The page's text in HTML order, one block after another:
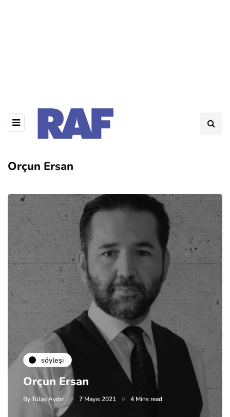
Orçun Ersan
söyleşi
Orçun Ersan
ByTülay Aydın 7 Mayıs 2021 4 Mins read